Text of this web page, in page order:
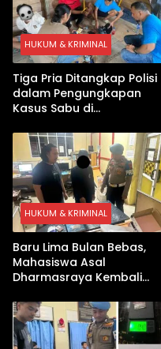
HUKUM & KRIMINAL
Tiga Pria Ditangkap Polisi
dalam Pengungkapan
Kasus Sabu di
Digital hingga Bong Disita
HUKUM & KRIMINAL
Baru Lima Bulan Bebas,
Mahasiswa Asal
Dharmasraya Kembali